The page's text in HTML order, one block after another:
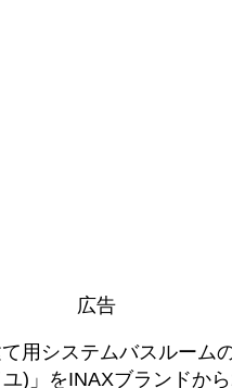
広告
用システムバスルーム
ユ)」をINAXブランドか